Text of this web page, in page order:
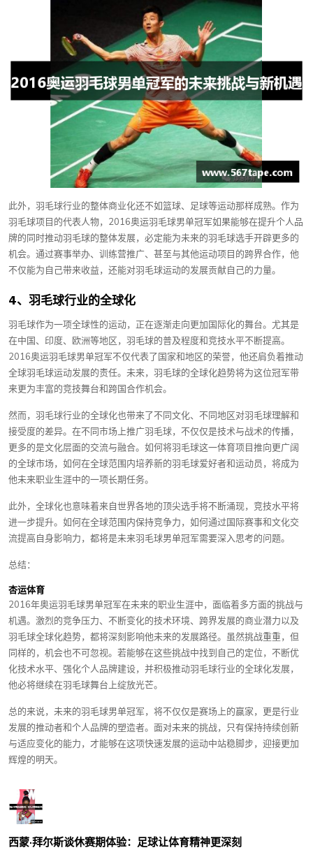
此外，羽毛球行业的整体商业化还不如篮球、足球等运动那样成熟。作为
羽毛球项目的代表人物，2016奥运羽毛球男单冠军如果能够在提升个人品
牌的同时推动羽毛球的整体发展，必定能为未来的羽毛球选手开辟更多的
机会。通过赛事举办、训练营推广、甚至与其他运动项目的跨界合作，他
不仅能为自己带来收益，还能对羽毛球运动的发展贡献自己的力量。
4、羽毛球行业的全球化
羽毛球作为一项全球性的运动，正在逐渐走向更加国际化的舞台。尤其是
在中国、印度、欧洲等地区，羽毛球的普及程度和竞技水平不断提高。
2016奥运羽毛球男单冠军不仅代表了国家和地区的荣誉，他还肩负着推动
全球羽毛球运动发展的责任。未来，羽毛球的全球化趋势将为这位冠军带
来更为丰富的竞技舞台和跨国合作机会。
然而，羽毛球行业的全球化也带来了不同文化、不同地区对羽毛球理解和
接受度的差异。在不同市场上推广羽毛球，不仅仅是技术与战术的传播，
更多的是文化层面的交流与融合。如何将羽毛球这一体育项目推向更广阔
的全球市场，如何在全球范围内培养新的羽毛球爱好者和运动员，将成为
他未来职业生涯中的一项长期任务。
此外，全球化也意味着来自世界各地的顶尖选手将不断涌现，竞技水平将
进一步提升。如何在全球范围内保持竞争力，如何通过国际赛事和文化交
流提高自身影响力，都将是未来羽毛球男单冠军需要深入思考的问题。
总结：
杏运体育
2016年奥运羽毛球男单冠军在未来的职业生涯中，面临着多方面的挑战与
机遇。激烈的竞争压力、不断变化的技术环境、跨界发展的商业潜力以及
羽毛球全球化趋势，都将深刻影响他未来的发展路径。虽然挑战重重，但
同样的，机会也不可忽视。若能够在这些挑战中找到自己的定位，不断优
化技术水平、强化个人品牌建设，并积极推动羽毛球行业的全球化发展，
他必将继续在羽毛球舞台上绽放光芒。
总的来说，未来的羽毛球男单冠军，将不仅仅是赛场上的赢家，更是行业
发展的推动者和个人品牌的塑造者。面对未来的挑战，只有保持持续创新
与适应变化的能力，才能够在这项快速发展的运动中站稳脚步，迎接更加
辉煌的明天。
西蒙·拜尔斯谈休赛期体验：足球让体育精神更深刻